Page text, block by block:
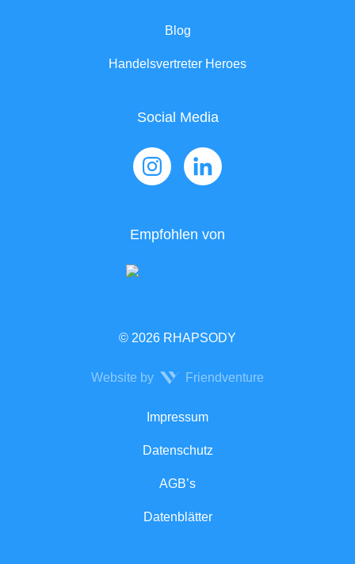
Blog
Handelsvertreter Heroes
Social Media
Empfohlen von
© 2026 RHAPSODY
Website by Friendventure
Impressum
Datenschutz
AGB’s
Datenblätter